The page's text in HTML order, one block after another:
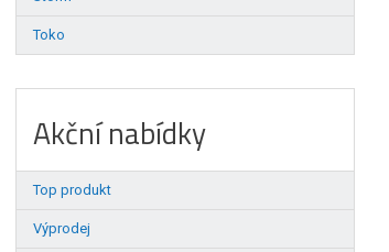
Toko
Akční nabídky
Top produkt
Výprodej